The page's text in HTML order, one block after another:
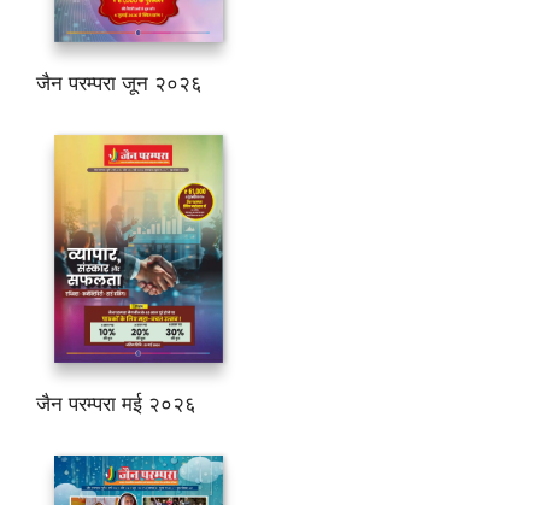
जैन परम्परा जून २०२६
जैन परम्परा मई २०२६